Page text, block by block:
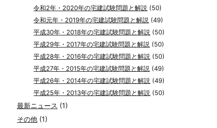
令和2年・2020年の宅建試験問題と解説 (50)
令和元年・2019年の宅建試験問題と解説 (49)
平成30年・2018年の宅建試験問題と解説 (50)
平成29年・2017年の宅建試験問題と解説 (50)
平成28年・2016年の宅建試験問題と解説 (50)
平成27年・2015年の宅建試験問題と解説 (49)
平成26年・2014年の宅建試験問題と解説 (49)
平成25年・2013年の宅建試験問題と解説 (50)
最新ニュース (1)
その他 (1)